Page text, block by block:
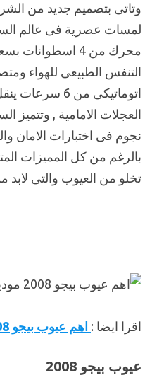
وتاتى بتصميم جديد من
لمسات عصرية فى عالم
التنفس الطبيعى للهواء
اتوماتيكى من
نجوم فى اختبارات الامان
بالرغم من كل المميزات
تخلو من العيوب والتى لابد
اقرا ايضا : اهم عيوب بيجو 5008 موديل 2019
عيوب بيجو 2008